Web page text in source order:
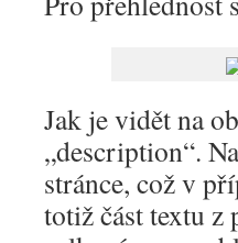
Jak je vidět na
„description“.
stránce, což v
totiž část textu z